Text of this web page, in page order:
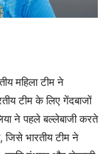
महिला टीम ने
टीम के लिए गेंदबाजों
ने पहले बल्लेबाजी करते
जिसे भारतीय टीम ने